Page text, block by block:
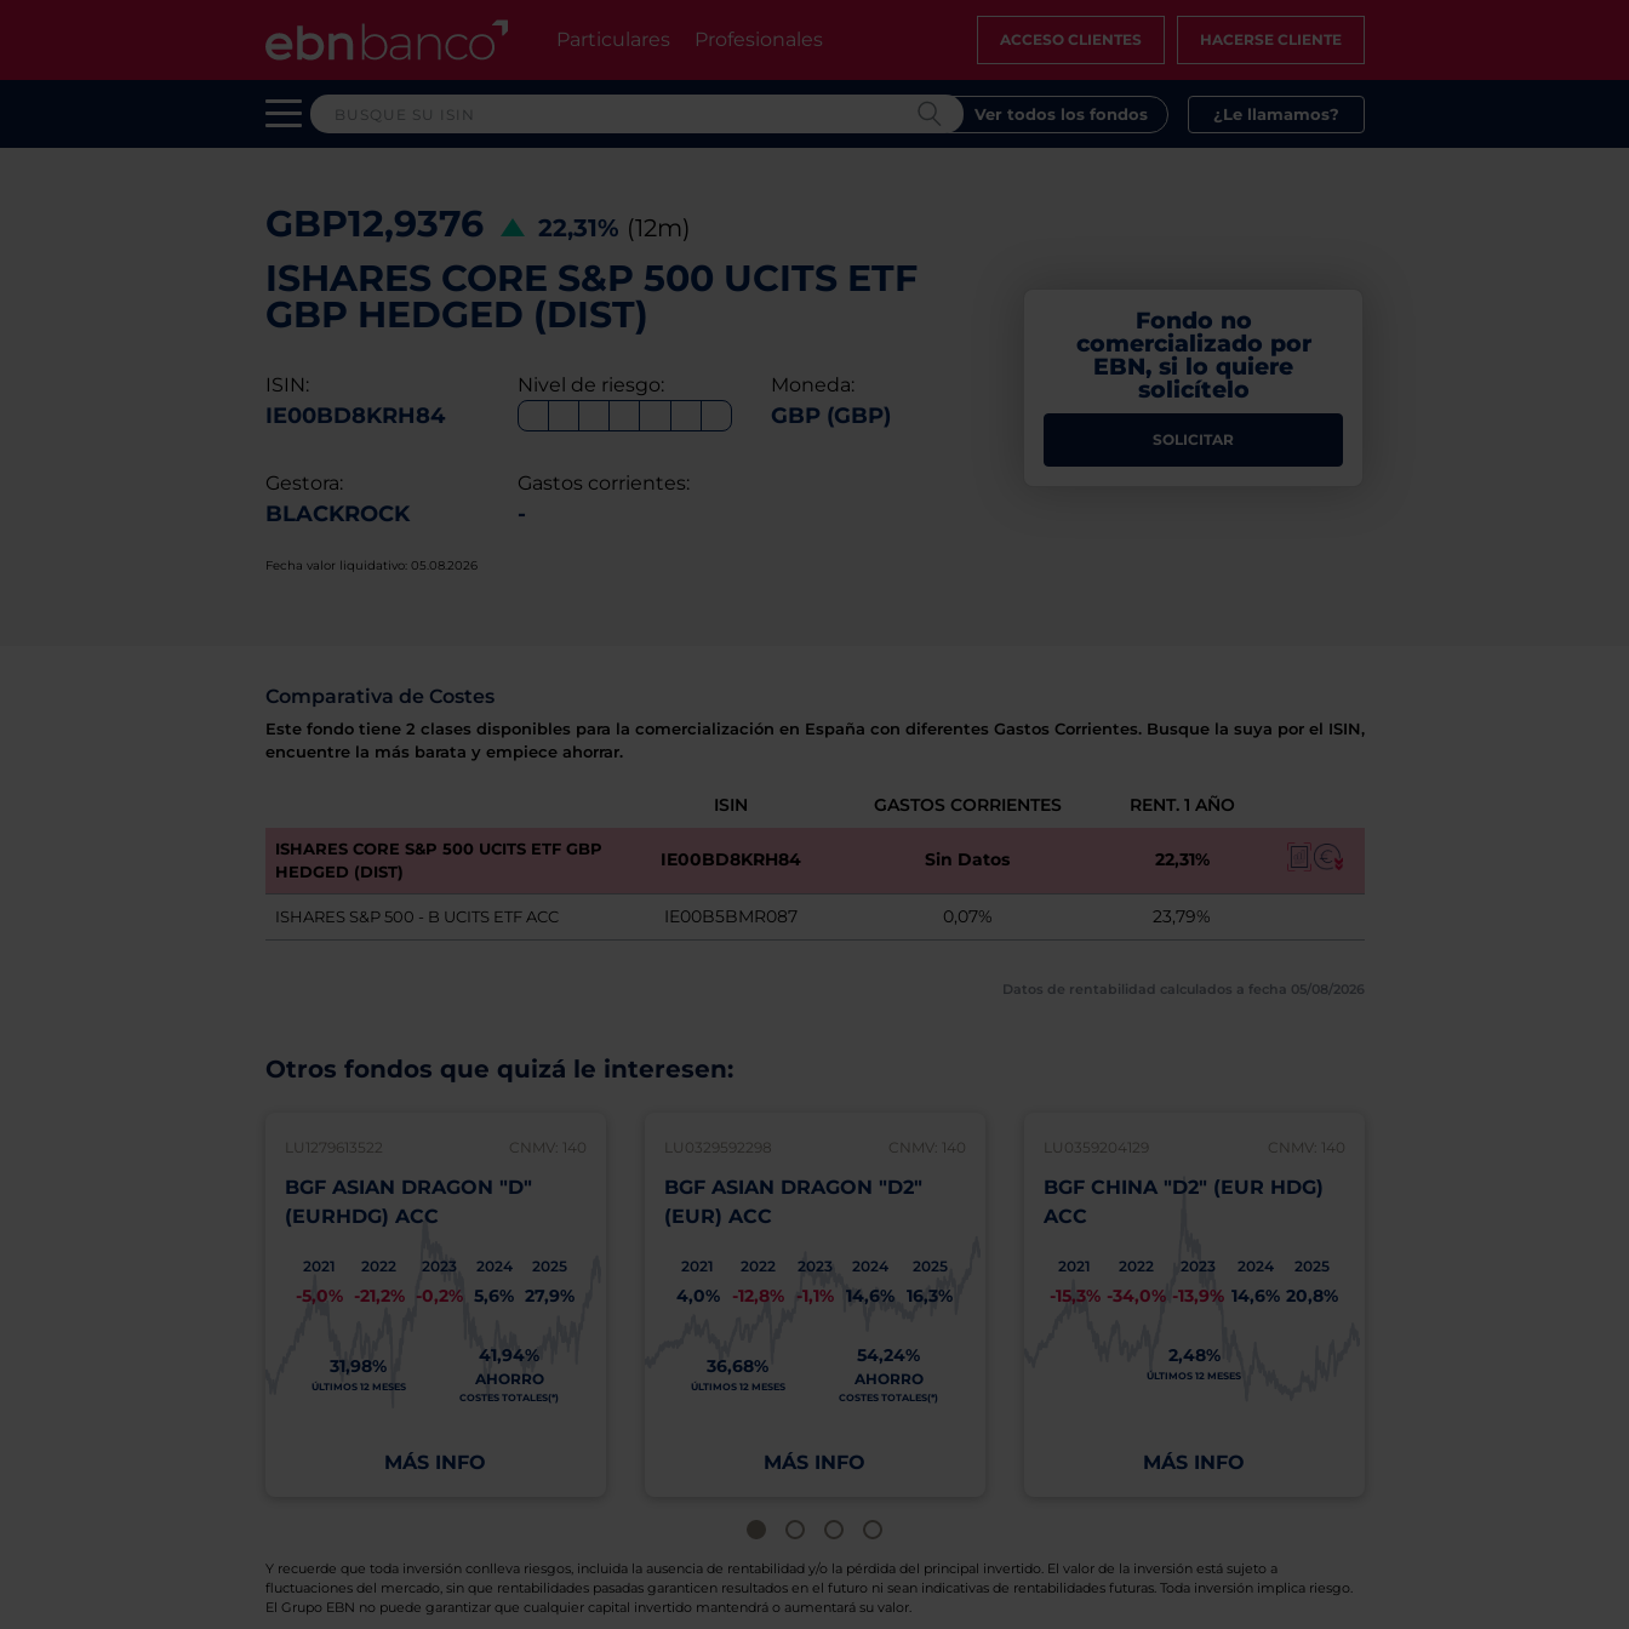
Particulares Profesionales ACCESO CLIENTES HACERSE CLIENTE
Ver todos los fondos ¿Le llamamos?
GBP12,9376 22,31% (12m)
ISHARES CORE S&P 500 UCITS ETF
GBP HEDGED (DIST)
ISIN:
IE00BD8KRH84
Nivel de riesgo: Moneda:
GBP (GBP)
Gestora:
BLACKROCK
Gastos corrientes:
-
Fecha valor liquidativo: 05.08.2026
Fondo no
comercializado por
EBN, si lo quiere
solicítelo
SOLICITAR
Comparativa de Costes
Este fondo tiene 2 clases disponibles para la comercialización en España con diferentes Gastos Corrientes. Busque la suya por el ISIN,
encuentre la más barata y empiece ahorrar.
ISIN GASTOS CORRIENTES RENT. 1 AÑO
ISHARES CORE S&P 500 UCITS ETF GBP
HEDGED (DIST)
IE00BD8KRH84 Sin Datos 22,31%
ISHARES S&P 500 - B UCITS ETF ACC IE00B5BMR087 0,07% 23,79%
Datos de rentabilidad calculados a fecha 05/08/2026
Otros fondos que quizá le interesen:
LU1279613522 CNMV: 140
BGF ASIAN DRAGON "D"
(EURHDG) ACC
2021
-5,0%
2022
-21,2%
2023
-0,2%
2024
5,6%
2025
27,9%
31,98%
ÚLTIMOS 12 MESES
41,94%
AHORRO
COSTES TOTALES(*)
MÁS INFO
LU0329592298 CNMV: 140
BGF ASIAN DRAGON "D2"
(EUR) ACC
2021
4,0%
2022
-12,8%
2023
-1,1%
2024
14,6%
2025
16,3%
36,68%
ÚLTIMOS 12 MESES
54,24%
AHORRO
COSTES TOTALES(*)
MÁS INFO
LU0359204129 CNMV: 140
BGF CHINA "D2" (EUR HDG)
ACC
2021
-15,3%
2022
-34,0%
2023
-13,9%
2024
14,6%
2025
20,8%
2,48%
ÚLTIMOS 12 MESES
MÁS INFO
Y recuerde que toda inversión conlleva riesgos, incluida la ausencia de rentabilidad y/o la pérdida del principal invertido. El valor de la inversión está sujeto a
fluctuaciones del mercado, sin que rentabilidades pasadas garanticen resultados en el futuro ni sean indicativas de rentabilidades futuras. Toda inversión implica riesgo.
El Grupo EBN no puede garantizar que cualquier capital invertido mantendrá o aumentará su valor.